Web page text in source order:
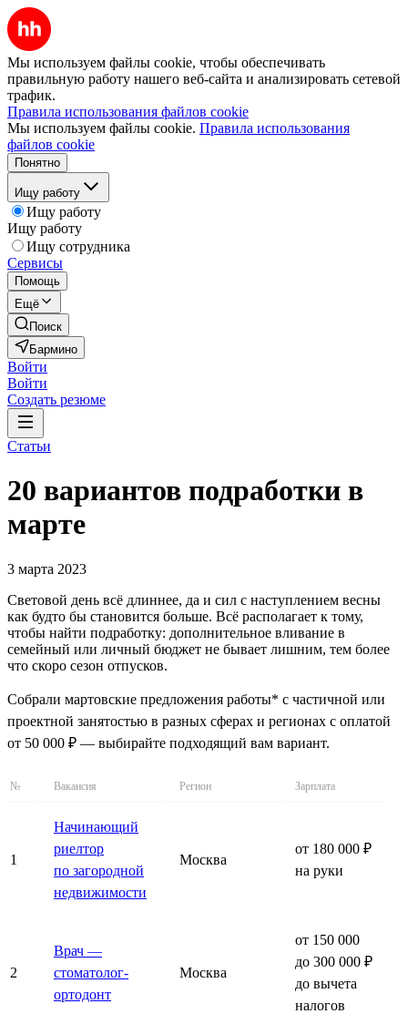
Мы используем файлы cookie, чтобы обеспечивать
правильную работу нашего веб-сайта и анализировать сетевой
трафик.
Правила использования файлов cookie
Мы используем файлы cookie. Правила использования
файлов cookie
Понятно
Ищу работу
Ищу работу
Ищу работу
Ищу сотрудника
Сервисы
Помощь
Ещё
Поиск
Бармино
Войти
Войти
Создать резюме
Статьи
20 вариантов подработки в
марте
3 марта 2023
Световой день всё длиннее, да и сил с наступлением весны
как будто бы становится больше. Всё располагает к тому,
чтобы найти подработку: дополнительное вливание в
семейный или личный бюджет не бывает лишним, тем более
что скоро сезон отпусков.
Собрали мартовские предложения работы* с частичной или
проектной занятостью в разных сферах и регионах с оплатой
от 50 000 ₽ — выбирайте подходящий вам вариант.
№ Вакансия Регион Зарплата
1
Начинающий
риелтор
по загородной
недвижимости
Москва
от 180 000 ₽
на руки
2
Врач —
стоматолог-
ортодонт
Москва
от 150 000
до 300 000 ₽
до вычета
налогов